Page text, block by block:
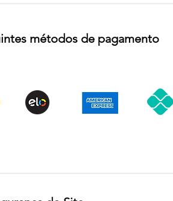
métodos de pagamento